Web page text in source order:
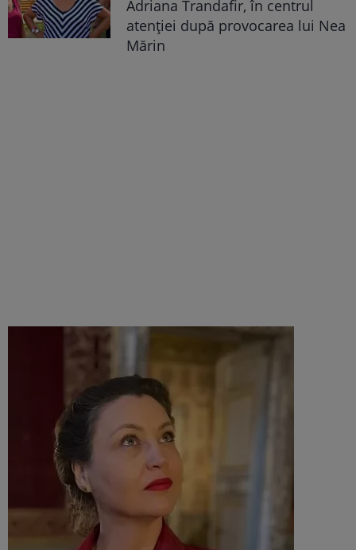
Adriana Trandafir, în centrul
atenției după provocarea lui Nea
Mărin